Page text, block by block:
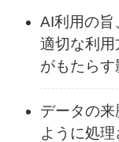
AI利用の旨
適切な利
がもたら
データの
ように処理